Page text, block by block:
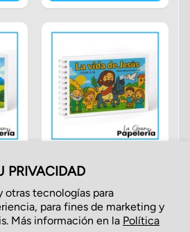
PRIVACIDAD
otras tecnologías para
para fines de marketing y
Más información en la Política
LIBRO PARA
$27.000,00